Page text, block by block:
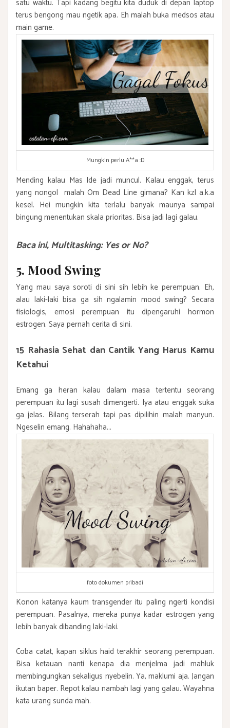
satu waktu. Tapi kadang begitu kita duduk di depan laptop
terus bengong mau ngetik apa. Eh malah buka medsos atau
main game.
Mungkin perlu A**a :D
Mending kalau Mas Ide jadi muncul. Kalau enggak, terus
yang nongol malah Om Dead Line gimana? Kan kzl a.k.a
kesel. Hei mungkin kita terlalu banyak maunya sampai
bingung menentukan skala prioritas. Bisa jadi lagi galau.
Baca ini,Multitasking: Yes or No?
5. Mood Swing
Yang mau saya soroti di sini sih lebih ke perempuan. Eh,
alau laki-laki bisa ga sih ngalamin mood swing? Secara
fisiologis, emosi perempuan itu dipengaruhi hormon
estrogen. Saya pernah cerita di sini.
15 Rahasia Sehat dan Cantik Yang Harus Kamu
Ketahui
Emang ga heran kalau dalam masa tertentu seorang
perempuan itu lagi susah dimengerti. Iya atau enggak suka
ga jelas. Bilang terserah tapi pas dipilihin malah manyun.
Ngeselin emang. Hahahaha...
foto dokumen pribadi
Konon katanya kaum transgender itu paling ngerti kondisi
perempuan. Pasalnya, mereka punya kadar estrogen yang
lebih banyak dibanding laki-laki.
Coba catat, kapan siklus haid terakhir seorang perempuan.
Bisa ketauan nanti kenapa dia menjelma jadi mahluk
membingungkan sekaligus nyebelin. Ya, maklumi aja. Jangan
ikutan baper. Repot kalau nambah lagi yang galau. Wayahna
kata urang sunda mah.